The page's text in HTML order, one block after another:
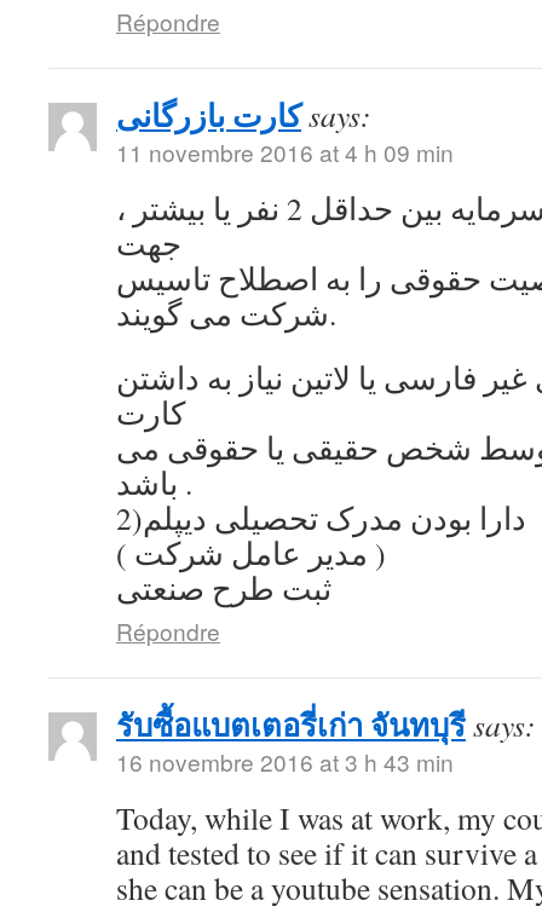
Répondre
کارت بازرگانیsays:
11 novembre 2016 at 4 h 09 min
به اشتراک گذاشتن سرمایه بین حداقل 2 نفر یا بیشتر ،
جهت
حقوقی را به اصطلاح تاسیس
شرکت می گویند.
فارسی یا لاتین نیاز به داشتن
کارت
توسط شخص حقیقی یا حقوقی می
باشد .
2)دارا بودن مدرک تحصیلی دیپلم
( مدیر عامل شرکت )
ثبت طرح صنعتی
Répondre
รับซื้อแบตเตอรี่เก่า จันทบุรีsays:
16 novembre 2016 at 3 h 43 min
Today, while I was at work, my
and tested to see if it can survive
she can be a youtube sensation.